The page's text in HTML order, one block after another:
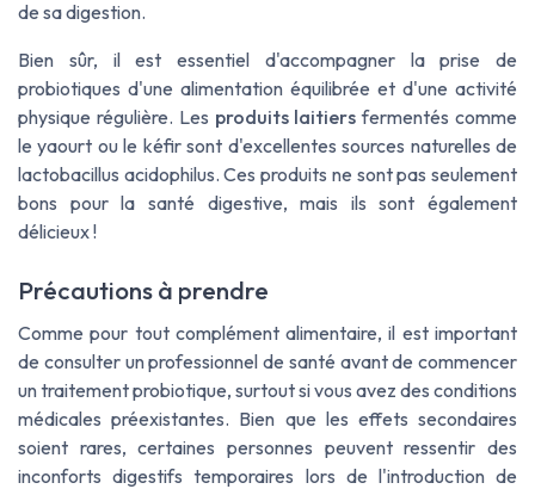
de sa digestion.
Bien sûr, il est essentiel d'accompagner la prise de
probiotiques d'une alimentation équilibrée et d'une activité
physique régulière. Les produits laitiers fermentés comme
le yaourt ou le kéfir sont d'excellentes sources naturelles de
lactobacillus acidophilus. Ces produits ne sont pas seulement
bons pour la santé digestive, mais ils sont également
délicieux !
Précautions à prendre
Comme pour tout complément alimentaire, il est important
de consulter un professionnel de santé avant de commencer
un traitement probiotique, surtout si vous avez des conditions
médicales préexistantes. Bien que les effets secondaires
soient rares, certaines personnes peuvent ressentir des
inconforts digestifs temporaires lors de l'introduction de